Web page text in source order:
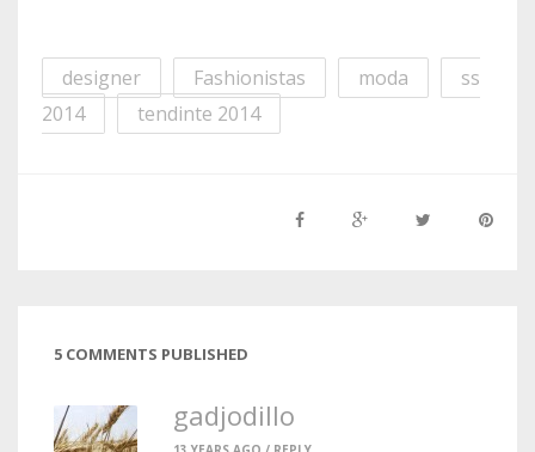
designer Fashionistas moda
ss
2014
tendinte 2014
5 COMMENTS PUBLISHED
gadjodillo